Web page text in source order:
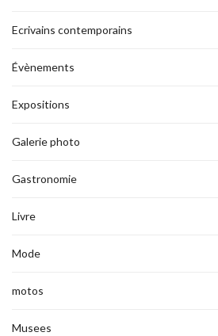
Ecrivains contemporains
Évènements
Expositions
Galerie photo
Gastronomie
Livre
Mode
motos
Musees